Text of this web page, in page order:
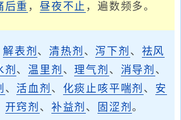
后重 ，昼夜不止 ，遍数频多。
解表剂 、清热剂 、 泻下剂 、 祛风
剂 、温里剂 、理气剂 、 消导剂 、
、 活血剂 、 化痰止咳平喘剂 、 安
开窍剂 、 补益剂 、 固涩剂。